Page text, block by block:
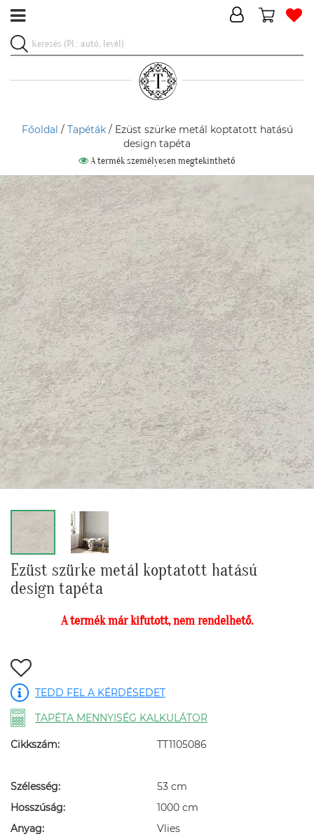
Főoldal / Tapéták/ Ezüst szürke metál koptatott hatású
design tapéta
A termék személyesen megtekinthető
Ezüst szürke metál koptatott hatású
design tapéta
A termék már kifutott, nem rendelhető.
TEDD FEL A KÉRDÉSEDET
TAPÉTA MENNYISÉG KALKULÁTOR
Cikkszám: TT1105086
Szélesség:
53 cm
Hosszúság:
1000 cm
Anyag:
Vlies